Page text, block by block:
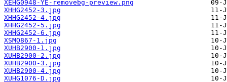
XEHG0948-YE-removebg-preview.png
XHHG2452-3.jpg
XHHG2452-4.jpg
XHHG2452-5.jpg
XHHG2452-6.jpg
XSMO867-1.jpg
XUHB2900-1.jpg
XUHB2900-2.jpg
XUHB2900-3.jpg
XUHB2900-4.jpg
XUHG1076-D.jpg